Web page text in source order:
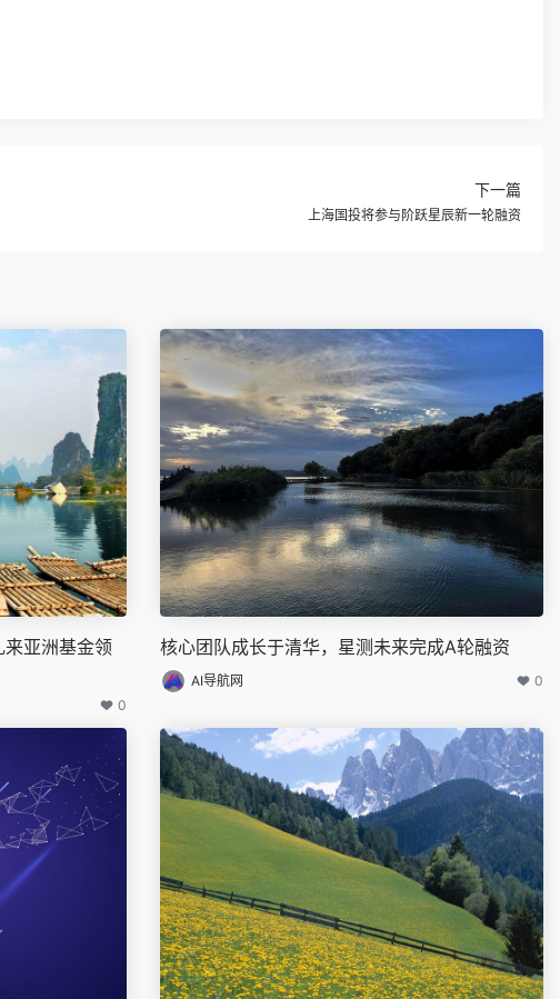
下一篇
上海国投将参与阶跃星辰新一轮融资
亚洲基金领
0
核心团队成长于清华，星测未来完成A轮融资
AI导航网 0